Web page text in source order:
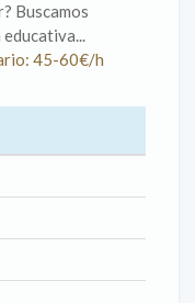
Buscamos
45-60€/h